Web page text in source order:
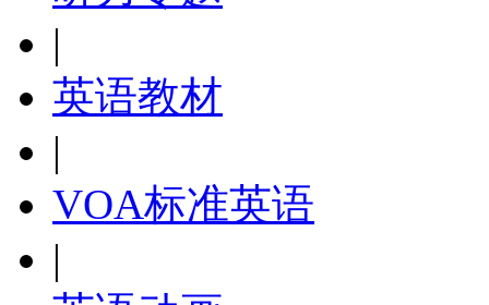
|
英语教材
|
VOA标准英语
|